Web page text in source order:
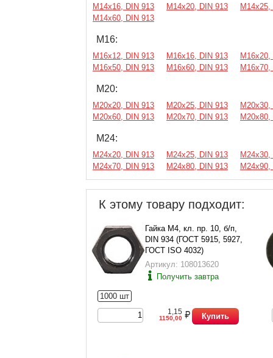
М14х16, DIN 913 М14х20, DIN 913
М14х25,
М14х60, DIN 913
М16:
М16х12, DIN 913 М16х16, DIN 913
М16х20,
М16х50, DIN 913
М16х60, DIN 913 М16х70,
М20:
М20х20, DIN 913 М20х25, DIN 913
М20х30,
М20х60, DIN 913
М20х70, DIN 913 М20х80,
М24:
М24х20, DIN 913 М24х25, DIN 913
М24х30,
М24х70, DIN 913
М24х80, DIN 913 М24х90,
К этому товару подходит:
Гайка М4, кл. пр. 10, б/п,
DIN 934 (ГОСТ 5915, 5927,
ГОСТ ISO 4032)
Артикул: 108013620
Получить завтра
1000 шт
1,15
1150,00 Купить